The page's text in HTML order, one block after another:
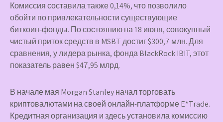
Комиссия составила также 0,14%, что позволило
обойти по привлекательности существующие
биткоин‑фонды. По состоянию на 18 июня, совокупный
чистый приток средств в MSBT достиг $300,7 млн. Для
сравнения, у лидера рынка, фонда BlackRock IBIT, этот
показатель равен $47,95 млрд.
В начале мая Morgan Stanley начал торговать
криптовалютами на своей онлайн-платформе E*Trade.
Кредитная организация и здесь установила комиссию